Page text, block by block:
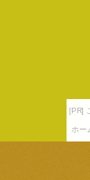
[PR]
ホー